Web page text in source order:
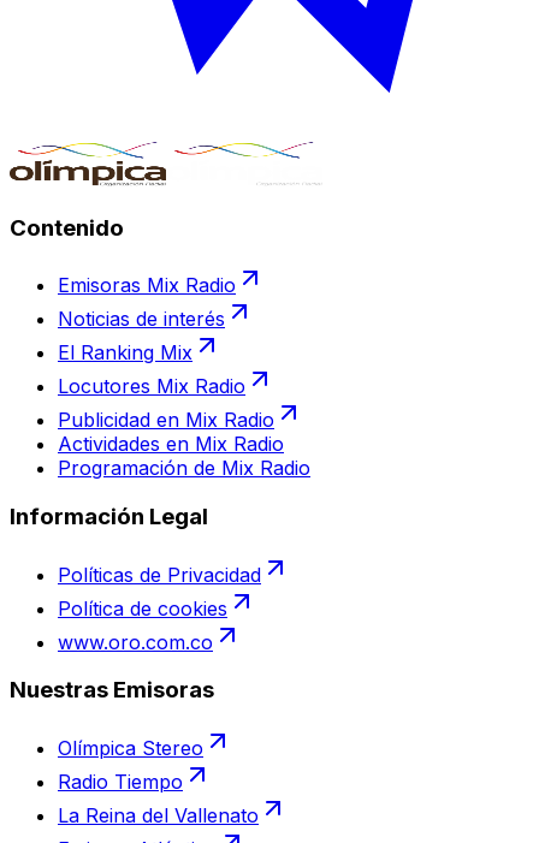
Contenido
Emisoras Mix Radio
Noticias de interés
El Ranking Mix
Locutores Mix Radio
Publicidad en Mix Radio
Actividades en Mix Radio
Programación de Mix Radio
Información Legal
Políticas de Privacidad
Política de cookies
www.oro.com.co
Nuestras Emisoras
Olímpica Stereo
Radio Tiempo
La Reina del Vallenato